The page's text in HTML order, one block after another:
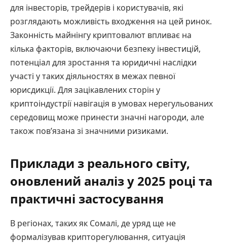
для інвесторів, трейдерів і користувачів, які
розглядають можливість входження на цей ринок.
Законність майнінгу криптовалют впливає на
кілька факторів, включаючи безпеку інвестицій,
потенціал для зростання та юридичні наслідки
участі у таких діяльностях в межах певної
юрисдикції. Для зацікавлених сторін у
криптоіндустрії навігація в умовах нерегульованих
середовищ може принести значні нагороди, але
також пов’язана зі значними ризиками.
Приклади з реального світу,
оновлений аналіз у 2025 році та
практичні застосування
В регіонах, таких як Сомалі, де уряд ще не
формалізував крипторегулювання, ситуація